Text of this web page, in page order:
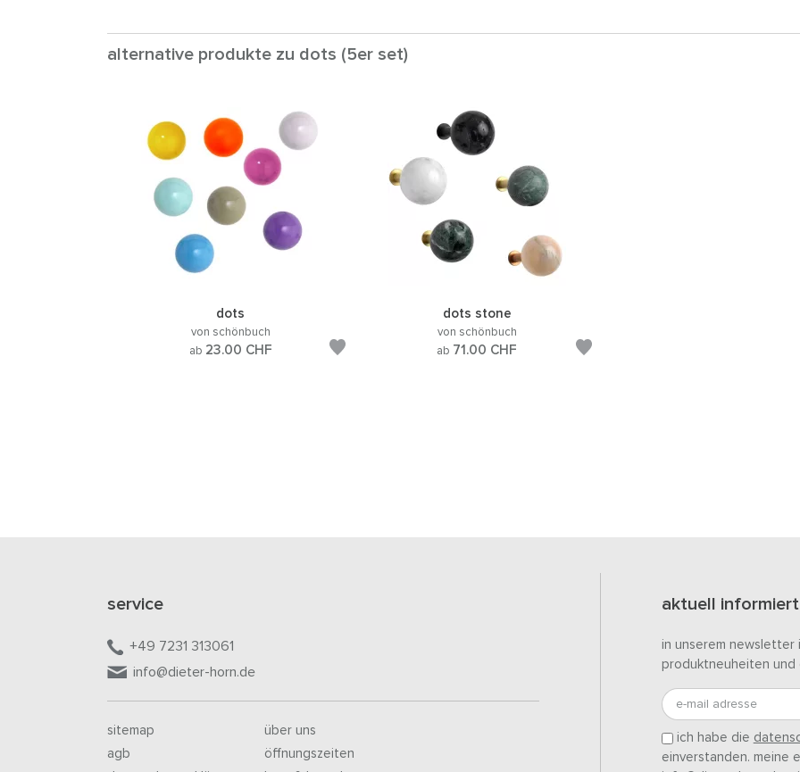
alternative produkte zu dots (5er set)
dots
von schönbuch
ab 23.00 CHF
dots stone
von schönbuch
ab 71.00 CHF
service
+49 7231 313061
info@dieter-horn.de
sitemap
agb
über uns
öffnungszeiten
aktuell informiert
in unserem newsletter
produktneuheiten und
e-mail adresse
ich habe die
einverstanden. meine